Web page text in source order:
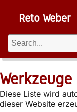
Reto Weber
Werkzeuge
Diese Liste wird
dieser Website